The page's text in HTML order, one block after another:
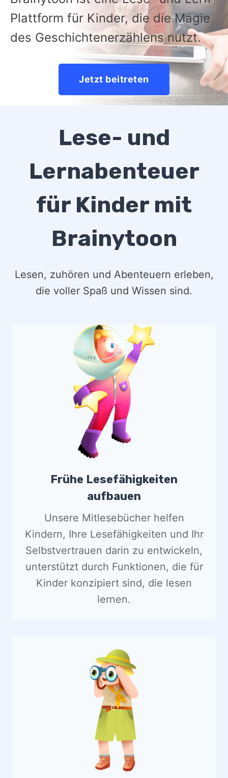
Plattform für Kinder, die die Magie
des Geschichtenerzählens nutzt.
Jetzt beitreten
Lese- und
Lernabenteuer
für Kinder mit
Brainytoon
Lesen, zuhören und Abenteuern erleben,
die voller Spaß und Wissen sind.
Frühe Lesefähigkeiten
aufbauen
Unsere Mitlesebücher helfen
Kindern, Ihre Lesefähigkeiten und Ihr
Selbstvertrauen darin zu entwickeln,
unterstützt durch Funktionen, die für
Kinder konzipiert sind, die lesen
lernen.